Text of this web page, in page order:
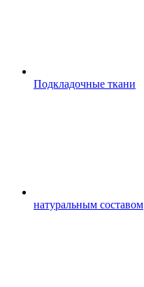
Подкладочные ткани
натуральным составом